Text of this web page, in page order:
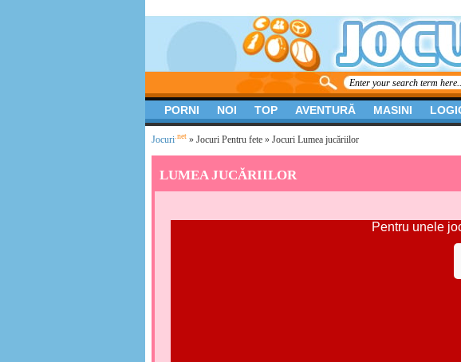
Jocuri .net » Jocuri Pentru fete » Jocuri Lumea jucăriilor
LUMEA JUCĂRIILOR
Pentru unele
PORNI NOI TOP AVENTURĂ MASINI